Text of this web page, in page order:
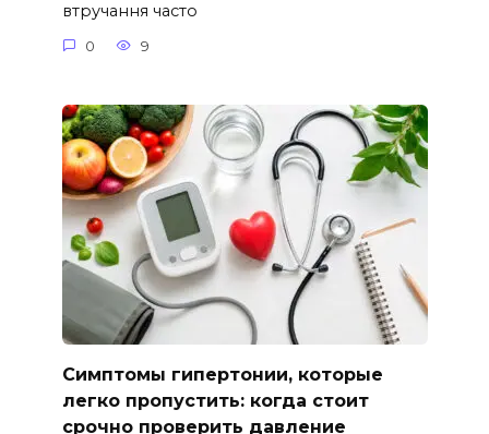
втручання часто
0 9
Симптомы гипертонии, которые
легко пропустить: когда стоит
срочно проверить давление